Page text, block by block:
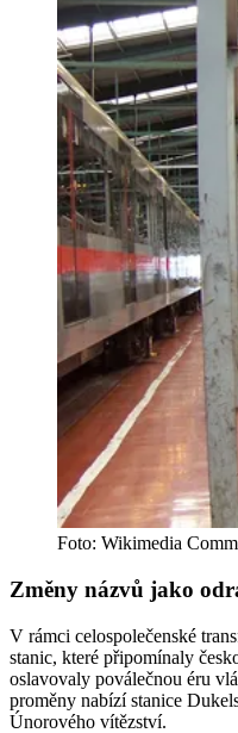
Foto: Wikimedia
Změny názvů jako
V rámci celospolečenské
stanic, které připomínaly
oslavovaly poválečnou éru
proměny nabízí stanice
Únorového vítězství.